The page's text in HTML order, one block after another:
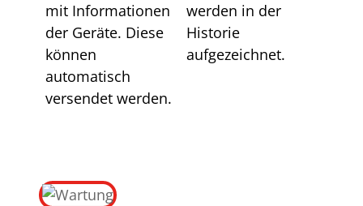
mit Informationen
der Geräte. Diese
können
automatisch
versendet werden.
werden in der
Historie
aufgezeichnet.